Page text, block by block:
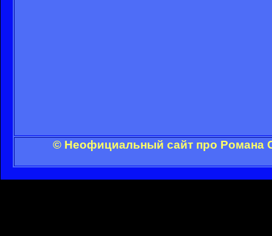
© Неофициальный сайт про Романа